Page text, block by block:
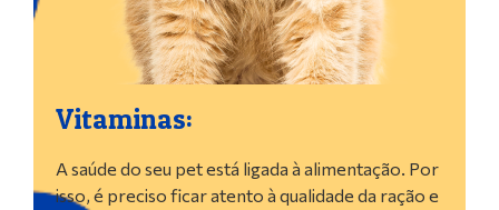
Vitaminas:
A saúde do seu pet está ligada à alimentação. Por
isso, é preciso ficar atento à qualidade da ração e